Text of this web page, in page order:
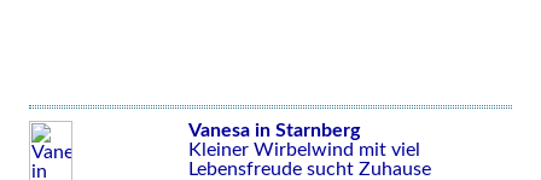
Vanesa in Starnberg
Kleiner Wirbelwind mit viel
Lebensfreude sucht Zuhause